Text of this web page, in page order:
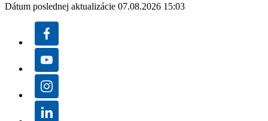
Dátum poslednej aktualizácie 07.08.2026 15:03